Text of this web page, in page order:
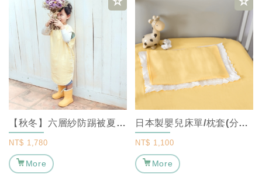
【秋冬】六層紗防踢被夏日檸檬黃 ｜ MARURU 【寶寶防踢被/嬰兒防踢被/防踢...
NT$ 1,780
More
日本製嬰兒床單/枕套(分售) - 嬰兒黃 ｜ MARURU 【新生兒床單/嬰兒寢...
NT$ 1,100
More